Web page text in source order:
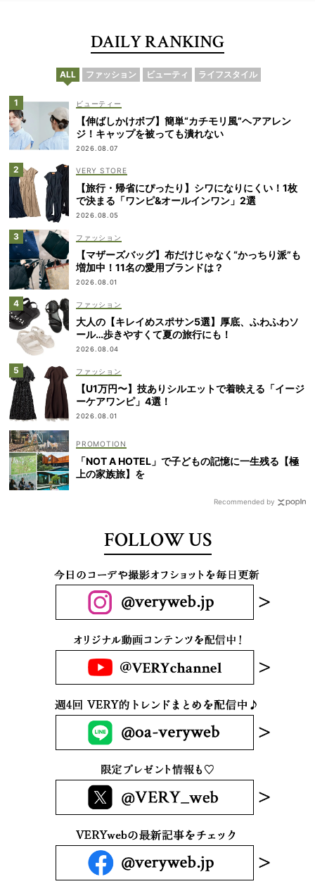
DAILY RANKING
ALL ファッション ビューティ ライフスタイル
ビューティー
【伸ばしかけボブ】簡単“カチモリ風”ヘアアレン
ジ！キャップを被っても潰れない
2026.08.07
VERY STORE
【旅行・帰省にぴったり】シワになりにくい！1枚
で決まる「ワンピ&オールインワン」2選
2026.08.05
ファッション
【マザーズバッグ】布だけじゃなく“かっちり派”も
増加中！11名の愛用ブランドは？
2026.08.01
ファッション
大人の【キレイめスポサン5選】厚底、ふわふわソ
ール…歩きやすくて夏の旅行にも！
2026.08.04
ファッション
【U1万円〜】技ありシルエットで着映える「イージ
ーケアワンピ」4選！
2026.08.01
「NOT A HOTEL」で子どもの記憶に一生残る【極
上の家族旅】を
Recommended by
FOLLOW US